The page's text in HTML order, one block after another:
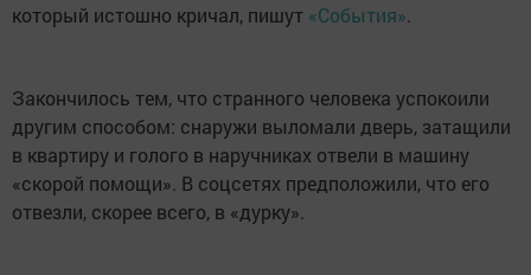
который истошно кричал, пишут «События».
Закончилось тем, что странного человека успокоили
другим способом: снаружи выломали дверь, затащили
в квартиру и голого в наручниках отвели в машину
«скорой помощи». В соцсетях предположили, что его
отвезли, скорее всего, в «дурку».